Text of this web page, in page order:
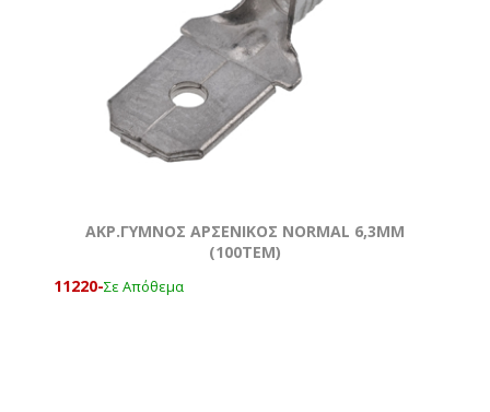
ΑΚΡ.ΓΥΜΝΟΣ ΑΡΣΕΝΙΚΟΣ NORMAL 6,3ΜΜ
(100ΤΕΜ)
11220-Σε Απόθεμα